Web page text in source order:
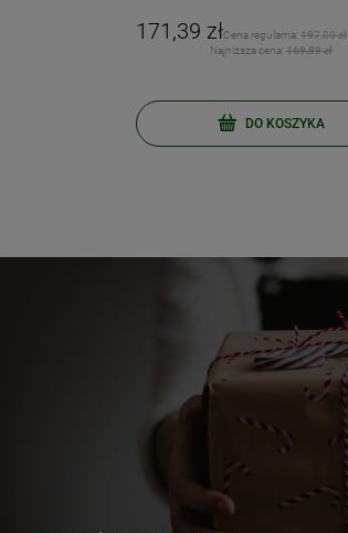
171,39 złCena regularna: 197,00 zł
Najniższa cena: 169,89 zł
DO KOSZYKA